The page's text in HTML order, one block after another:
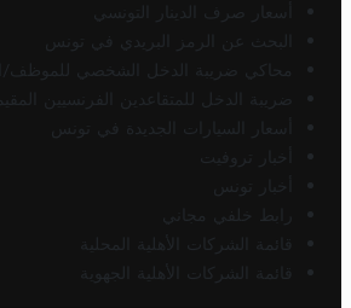
أسعار صرف الدينار التونسي
البحث عن الرمز البريدي في تونس
محاكي ضريبة الدخل الشخصي للموظف/
ضريبة الدخل للمتقاعدين الفرنسيين
أسعار السيارات الجديدة في تونس
أخبار تروفيت
أخبار تونس
رابط خلفي مجاني
قائمة الشركات الأهلية المحلية
قائمة الشركات الأهلية الجهوية